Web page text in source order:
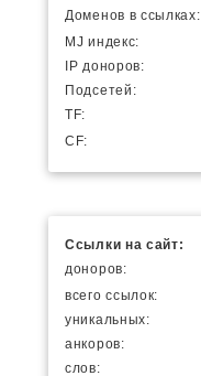
Доменов в ссылках:
MJ индекс:
IP доноров:
Подсетей:
TF:
CF:
Ссылки на сайт:
доноров:
всего ссылок:
уникальных:
анкоров:
слов: